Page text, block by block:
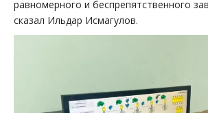
равномерного и беспрепятственного
сказал Ильдар Исмагулов.